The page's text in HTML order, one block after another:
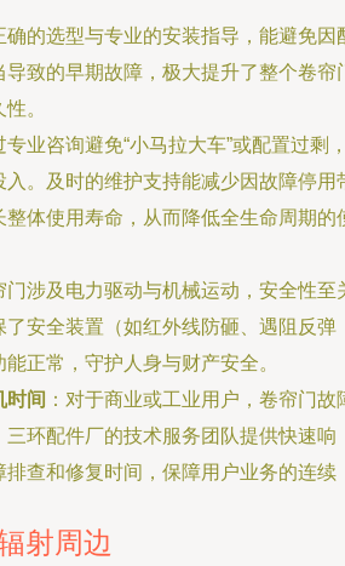
确的选型与专业的安装指导，能避免因
导致的早期故障，极大提升了整个卷帘
。
专业咨询避免“小马拉大车”或配置过剩
入。及时的维护支持能减少因故障停用
整体使用寿命，从而降低全生命周期的
门涉及电力驱动与机械运动，安全性至
了安全装置（如红外线防砸、遇阻反弹
正常，守护人身与财产安全。
时间 ：对于商业或工业用户，卷帘门故
环配件厂的技术服务团队提供快速响
排查和修复时间，保障用户业务的连续
射周边